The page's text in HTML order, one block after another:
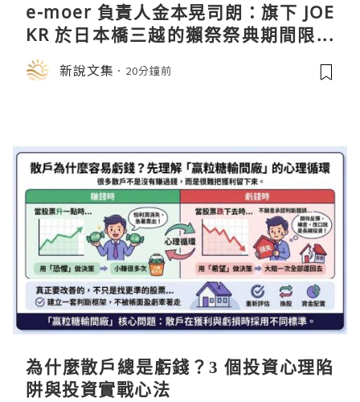
e-moer 負責人金本晃司朗：旗下 JOE
KR 於日本橋三越的獺祭祭典期間限定
店中，與日伸貴金属的東京銀器工匠一
同參展新說文集 20分鐘前
為什麼散戶總是虧錢？3 個投資心理陷
阱與投資實戰心法